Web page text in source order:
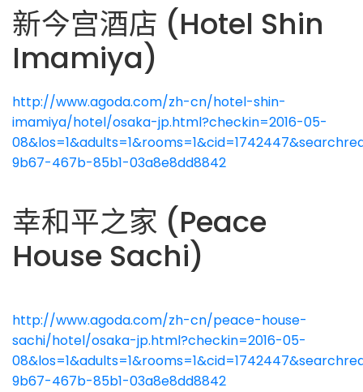
新今宫酒店 (Hotel Shin
Imamiya)
http://www.agoda.com/zh-cn/hotel-shin-
imamiya/hotel/osaka-jp.html?checkin=2016-05-
9b67-467b-85b1-03a8e8dd8842
幸和平之家 (Peace
House Sachi)
http://www.agoda.com/zh-cn/peace-house-
sachi/hotel/osaka-jp.html?checkin=2016-05-
9b67-467b-85b1-03a8e8dd8842